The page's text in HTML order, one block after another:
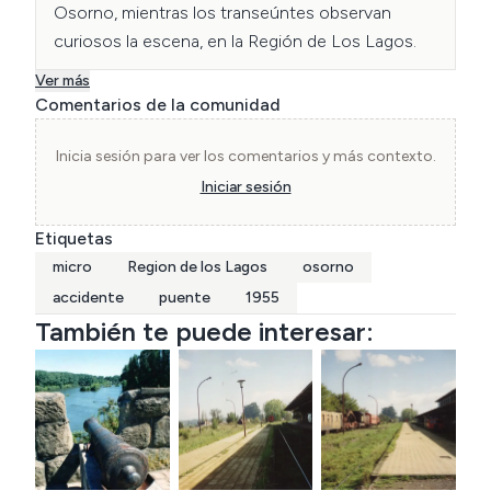
Osorno, mientras los transeúntes observan
curiosos la escena, en la Región de Los Lagos.
Ver más
Comentarios de la comunidad
Inicia sesión para ver los comentarios y más contexto.
Iniciar sesión
Etiquetas
micro Region de los Lagos
osorno
accidente
puente 1955
También te puede interesar: